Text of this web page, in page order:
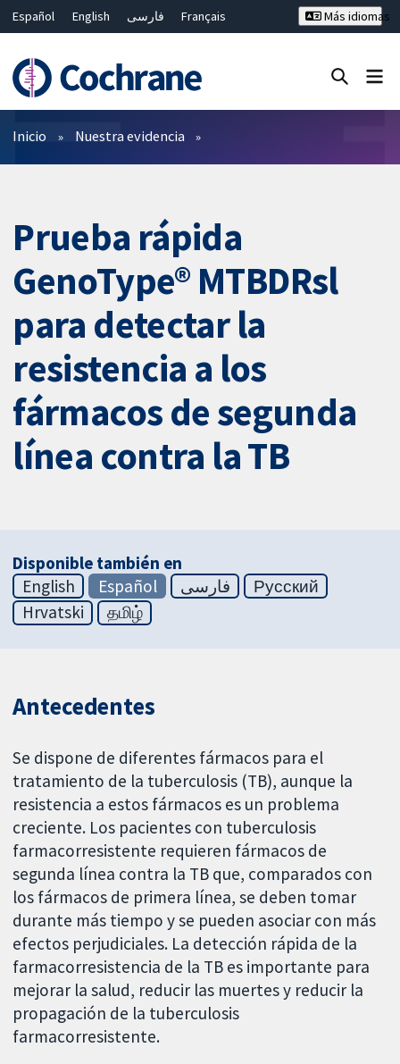
Español English فارسی
Français
Bahasa Malaysia
ไทย 繁體中文
Más idiomas
Filtros
Inicio Nuestra evidencia
Prueba rápida
GenoType® MTBDRsl
para detectar la
resistencia a los
fármacos de segunda
línea contra la TB
Disponible también en
English
Español فارسی
Русский
Hrvatski
தமிழ்
Antecedentes
Se dispone de diferentes fármacos para el
tratamiento de la tuberculosis (TB), aunque la
resistencia a estos fármacos es un problema
creciente. Los pacientes con tuberculosis
farmacorresistente requieren fármacos de
segunda línea contra la TB que, comparados con
los fármacos de primera línea, se deben tomar
durante más tiempo y se pueden asociar con más
efectos perjudiciales. La detección rápida de la
farmacorresistencia de la TB es importante para
mejorar la salud, reducir las muertes y reducir la
propagación de la tuberculosis
farmacorresistente.